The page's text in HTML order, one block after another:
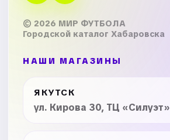
© 2026 МИР ФУТБОЛА
Городской каталог Хабаровска
НАШИ МАГАЗИНЫ
ЯКУТСК
ул. Кирова 30, ТЦ «Силуэт»